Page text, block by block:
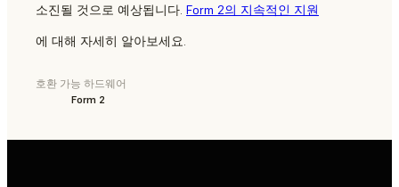
소진될 것으로 예상됩니다. Form 2의 지속적인 지원
에 대해 자세히 알아보세요.
호환 가능 하드웨어
Form 2